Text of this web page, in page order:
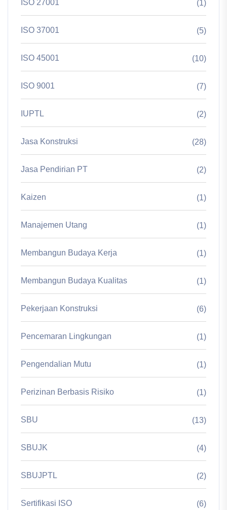
ISO 27001 (1)
ISO 37001 (5)
ISO 45001 (10)
ISO 9001 (7)
IUPTL (2)
Jasa Konstruksi (28)
Jasa Pendirian PT (2)
Kaizen (1)
Manajemen Utang (1)
Membangun Budaya Kerja (1)
Membangun Budaya Kualitas (1)
Pekerjaan Konstruksi (6)
Pencemaran Lingkungan (1)
Pengendalian Mutu (1)
Perizinan Berbasis Risiko (1)
SBU (13)
SBUJK (4)
SBUJPTL (2)
Sertifikasi ISO (6)